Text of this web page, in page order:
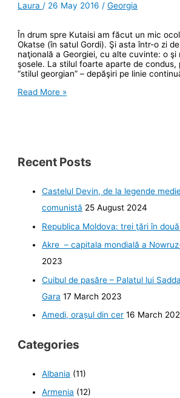
Laura/ 26 May 2016/Georgia
În drum spre Kutaisi am făcut un mic
Okatse (în satul Gordi). Şi asta într-o zi
naţională a Georgiei, cu alte cuvinte: o şi
şosele. La stilul foarte aparte de
“stilul georgian” – depăşiri pe linie
Canionul
Read More »
Recent Posts
Castelul Devin, de la legende
comunistă 25 August 2024
Republica Moldova: trei ţări în
Akre – capitala mondială a
2023
Cuibul de pasăre – Palatul lui
Gara 17 March 2023
Amedi, orașul din cer 16 March
Categories
Albania (11)
Armenia (12)